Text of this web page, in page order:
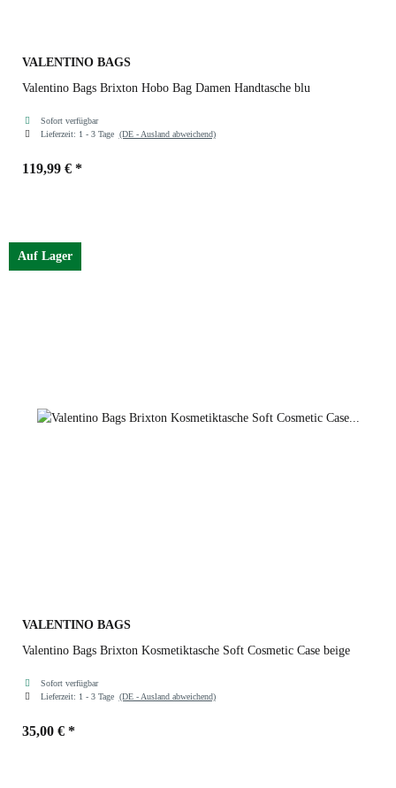
VALENTINO BAGS
Valentino Bags Brixton Hobo Bag Damen Handtasche blu
Sofort verfügbar
Lieferzeit: 1 - 3 Tage (DE - Ausland abweichend)
119,99 € *
Auf Lager
VALENTINO BAGS
Valentino Bags Brixton Kosmetiktasche Soft Cosmetic Case beige
Sofort verfügbar
Lieferzeit: 1 - 3 Tage (DE - Ausland abweichend)
35,00 € *